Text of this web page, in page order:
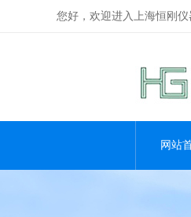
您好，欢迎进入上海恒刚仪
网站